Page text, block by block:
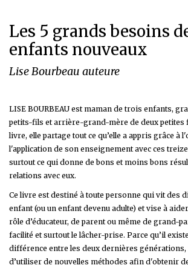
Les 5 grands besoins
enfants nouveaux
Lise Bourbeau auteure
LISE BOURBEAU est maman de trois enfants,
petits-fils et arrière-grand-mère de deux petites
livre, elle partage tout ce qu’elle a appris grâce à
l'application de son enseignement avec ces
surtout ce qui donne de bons et moins bons
relations avec eux.
Ce livre est destiné à toute personne qui vit des
enfant (ou un enfant devenu adulte) et vise à
rôle d’éducateur, de parent ou même de grand-
facilité et surtout le lâcher-prise. Parce qu’il
différence entre les deux dernières
d’utiliser de nouvelles méthodes afin d'obtenir